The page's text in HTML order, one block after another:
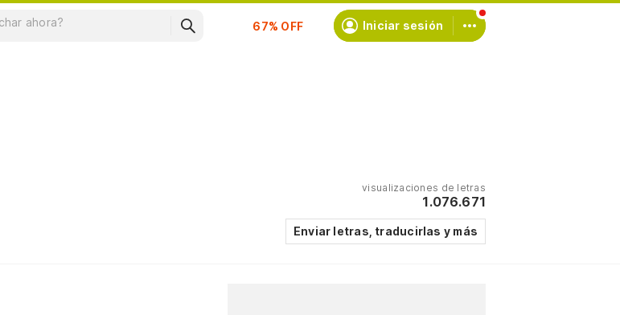
Suscríbete Iniciar sesión
visualizaciones de letras
1.076.671
Enviar letras, traducirlas y más